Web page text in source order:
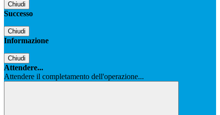
Chiudi
Successo
Chiudi
Informazione
Chiudi
Attendere...
Attendere il completamento dell'operazione...